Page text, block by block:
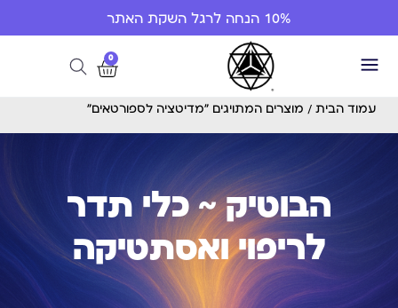
10% הנחה לרגל השקת האתר
0
עמוד הבית / מוצרים המתויגים “מדיטציה לספורטאים”
הבוטיק ~ כלי תדר
לריפוי ואסתטיקה